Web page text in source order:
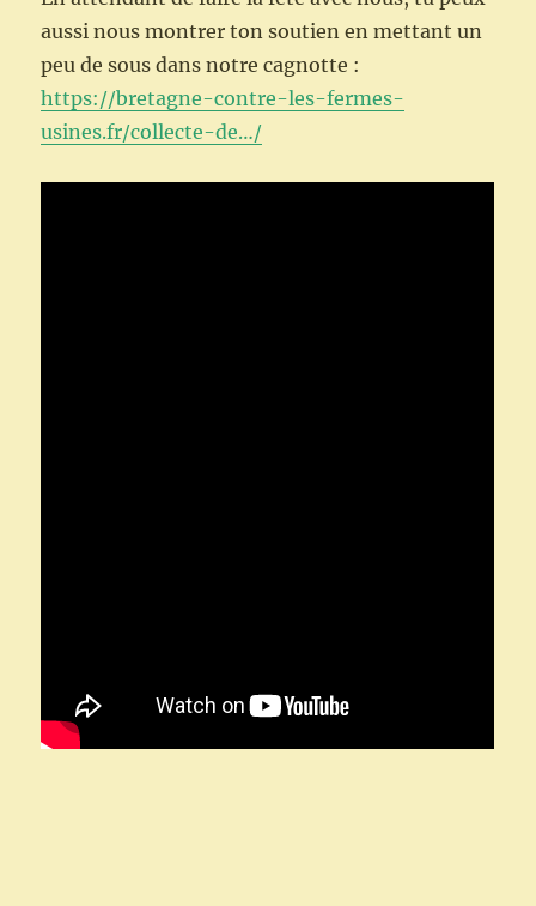
aussi nous montrer ton soutien en mettant un
peu de sous dans notre cagnotte :
https://bretagne-contre-les-fermes-
usines.fr/collecte-de…/